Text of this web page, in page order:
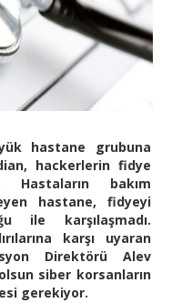
hastane grubuna
hackerlerin fidye
Hastaların bakım
hastane, fidyeyi
ile karşılaşmadı.
karşı uyaran
Direktörü Alev
siber korsanların
gerekiyor.